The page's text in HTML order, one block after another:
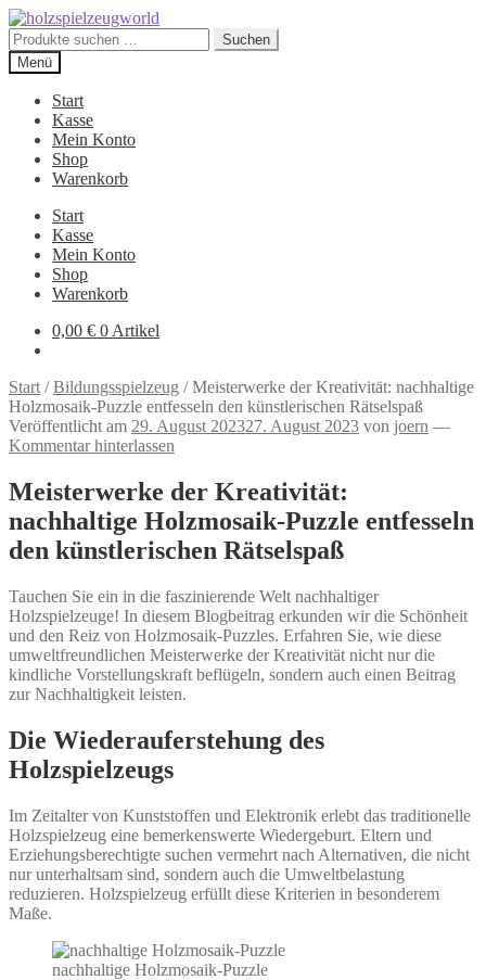
Zur
Navigation
springen
Zum
Inhalt
springen
Suchen
nach:
Suchen
Menü
Start
Kasse
Mein Konto
Shop
Warenkorb
Start
Kasse
Mein Konto
Shop
Warenkorb
0,00 € 0 Artikel
Start /Bildungsspielzeug /Meisterwerke der Kreativität: nachhaltige
Holzmosaik-Puzzle entfesseln den künstlerischen Rätselspaß
Veröffentlicht am 29. August 202327. August 2023 von joern —
Kommentar hinterlassen
Meisterwerke der Kreativität:
nachhaltige Holzmosaik-Puzzle entfesseln
den künstlerischen Rätselspaß
Tauchen Sie ein in die faszinierende Welt nachhaltiger
Holzspielzeuge! In diesem Blogbeitrag erkunden wir die Schönheit
und den Reiz von Holzmosaik-Puzzles. Erfahren Sie, wie diese
umweltfreundlichen Meisterwerke der Kreativität nicht nur die
kindliche Vorstellungskraft beflügeln, sondern auch einen Beitrag
zur Nachhaltigkeit leisten.
Die Wiederauferstehung des
Holzspielzeugs
Im Zeitalter von Kunststoffen und Elektronik erlebt das traditionelle
Holzspielzeug eine bemerkenswerte Wiedergeburt. Eltern und
Erziehungsberechtigte suchen vermehrt nach Alternativen, die nicht
nur unterhaltsam sind, sondern auch die Umweltbelastung
reduzieren. Holzspielzeug erfüllt diese Kriterien in besonderem
Maße.
nachhaltige Holzmosaik-Puzzle